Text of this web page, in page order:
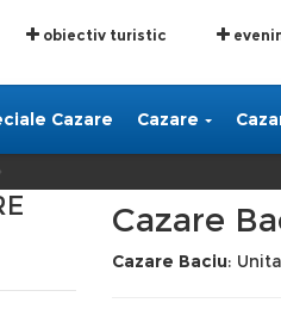
obiectiv turistic
Cazare Cazare
Cazare
Cazare Baciu: